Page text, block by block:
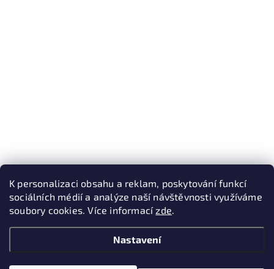
K personalizaci obsahu a reklam, poskytování funkcí
sociálních médií a analýze naší návštěvnosti využíváme
soubory cookies. Více informacízde.
Nastavení